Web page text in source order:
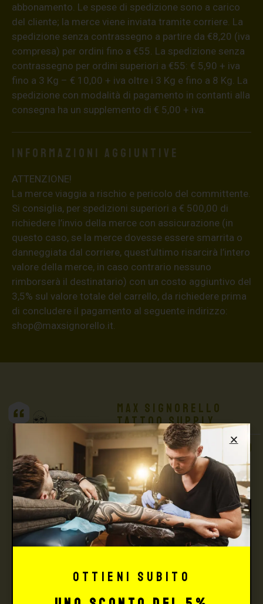
abbonamento. Le spese di spedizione sono a carico
del cliente; la merce viene inviata tramite corriere. La
spedizione senza contrassegno a partire da €8,20 (iva
compresa) per ordini fino a €55. La spedizione senza
contrassegno per ordini superiori a €55: € 5,90 + iva
fino a 3 Kg – € 10,00 + iva oltre i 3 Kg e fino a 8 Kg. La
spedizione con modalità di pagamento in contanti alla
consegna ha un supplemento di € 5,00 + iva.
Informazioni aggiuntive
ATTENZIONE!
La merce viaggia a rischio e pericolo del committente.
Si consiglia, per spedizioni superiori a € 500,00 di
richiedere l’invio della merce con assicurazione (in
questo caso, se la merce dovesse essere smarrita o
danneggiata dal corriere, quest’ultimo risarcirà l’intero
valore della merce, in caso contrario nessuno
rimborserà il destinatario) con un costo aggiuntivo del
3,5% sul valore totale del carrello, da richiedere prima
di concludere il pagamento al seguente indirizzo:
shop@maxsignorello.it
Max Signorello
Tattoo Supply
TUTTO PER IL TUO
TATTOO STUDIO
Ottieni subito